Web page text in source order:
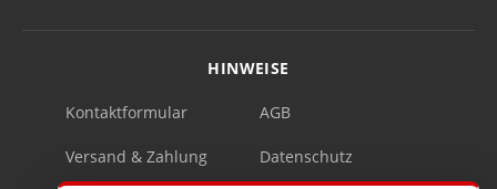
HINWEISE
Kontaktformular AGB
Versand & Zahlung Datenschutz